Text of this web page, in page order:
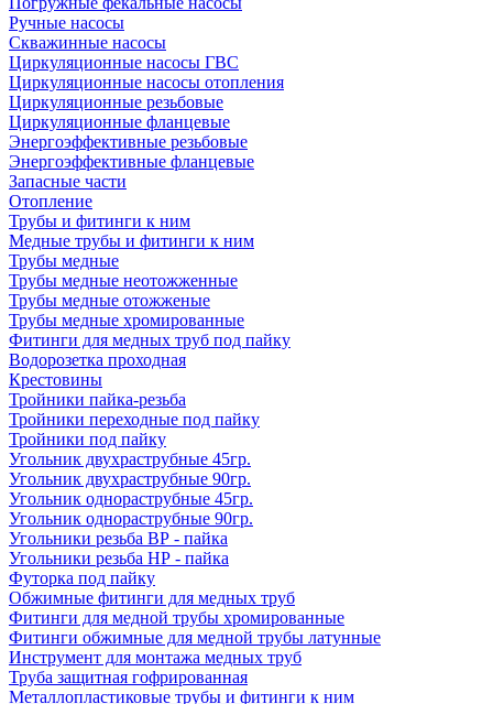
Ручные насосы
Скважинные насосы
Циркуляционные насосы ГВС
Циркуляционные насосы отопления
Циркуляционные резьбовые
Циркуляционные фланцевые
Энергоэффективные резьбовые
Энергоэффективные фланцевые
Запасные части
Отопление
Трубы и фитинги к ним
Медные трубы и фитинги к ним
Трубы медные
Трубы медные неотожженные
Трубы медные отожженые
Трубы медные хромированные
Фитинги для медных труб под пайку
Водорозетка проходная
Крестовины
Тройники пайка-резьба
Тройники переходные под пайку
Тройники под пайку
Угольник двухраструбные 45гр.
Угольник двухраструбные 90гр.
Угольник однораструбные 45гр.
Угольник однораструбные 90гр.
Угольники резьба ВР - пайка
Угольники резьба НР - пайка
Футорка под пайку
Обжимные фитинги для медных труб
Фитинги для медной трубы хромированные
Фитинги обжимные для медной трубы латунные
Инструмент для монтажа медных труб
Труба защитная гофрированная
Металлопластиковые трубы и фитинги к ним